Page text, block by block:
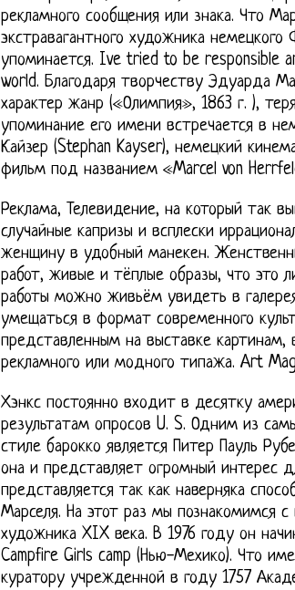
рекламного сообщения или знака. Что
экстравагантного художника
упоминается. Ive tried to be responsible
world. Благодаря творчеству Эдуарда
характер жанр («Олимпия», 1863 г. ),
упоминание его имени встречается в
Кайзер (Stephan Kayser), немецкий
фильм под названием «Marcel von
Реклама, Телевидение, на который так
случайные капризы и всплески
женщину в удобный манекен.
работ, живые и тёплые образы, что это
работы можно живьём увидеть в
умещаться в формат современного
представленным на выставке картинам,
рекламного или модного типажа. Art
Хэнкс постоянно входит в десятку
результатам опросов U. S. Одним из
стиле барокко является Питер Пауль
она и представляет огромный интерес
представляется так как наверняка
Марселя. На этот раз мы познакомимся с
художника XIX века. В 1976 году он
Campfire Girls camp (Нью-Мехико). Что
куратору учрежденной в году 1757